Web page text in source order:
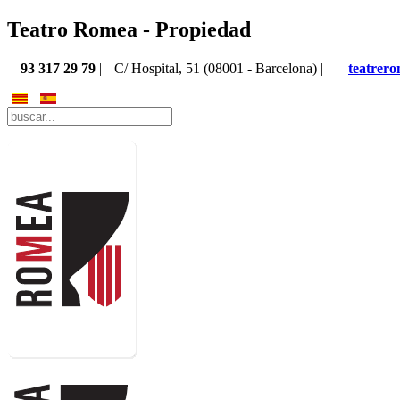
Teatro Romea - Propiedad
93 317 29 79 | C/ Hospital, 51 (08001 - Barcelona) |